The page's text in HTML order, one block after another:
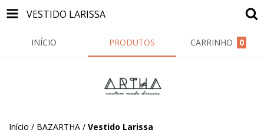
VESTIDO LARISSA
INÍCIO PRODUTOS CARRINHO 0
Início / BAZARTHA / Vestido Larissa